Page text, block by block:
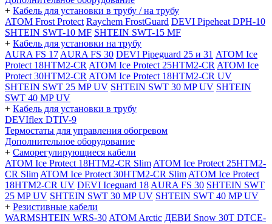
+ Кабель для установки в трубу / на трубу
ATOM Frost Protect Raychem FrostGuard DEVI Pipeheat DPH-10
SHTEIN SWT-10 MF SHTEIN SWT-15 MF
+ Кабель для установки на трубу
AURA FS 17 AURA FS 30 DEVI Pipeguard 25 и 31 ATOM Ice
Protect 18HTM2-CR ATOM Ice Protect 25HTM2-CR ATOM Ice
Protect 30HTM2-CR ATOM Ice Protect 18HTM2-CR UV
SHTEIN SWT 25 MP UV SHTEIN SWT 30 MP UV SHTEIN
SWT 40 MP UV
+ Кабель для установки в трубу
DEVIflex DTIV-9
Термостаты для управления обогревом
Дополнительное оборудование
+ Саморегулирующиеся кабели
ATOM Ice Protect 18HTM2-CR Slim ATOM Ice Protect 25HTM2-
CR Slim ATOM Ice Protect 30HTM2-CR Slim ATOM Ice Protect
18HTM2-CR UV DEVI Iceguard 18 AURA FS 30 SHTEIN SWT
25 MP UV SHTEIN SWT 30 MP UV SHTEIN SWT 40 MP UV
+ Резистивные кабели
WARMSHTEIN WRS-30 ATOM Arctic ДЕВИ Snow 30T DTCE-